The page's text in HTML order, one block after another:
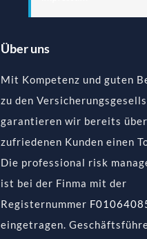
Über uns
Mit Kompetenz und guten
zu den
garantieren wir bereits
zufriedenen Kunden einen
Die professional risk
ist bei der Finma mit der
Registernummer
eingetragen.